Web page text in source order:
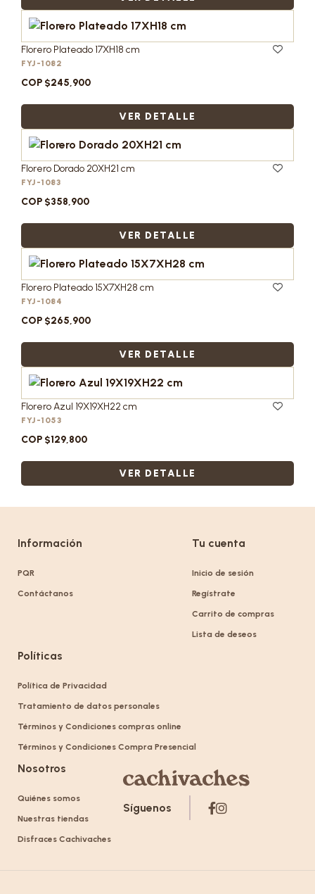
Florero Plateado 17XH18 cm
FYJ-1082
COP $245,900
VER DETALLE
Florero Dorado 20XH21 cm
FYJ-1083
COP $358,900
VER DETALLE
Florero Plateado 15X7XH28 cm
FYJ-1084
COP $265,900
VER DETALLE
Florero Azul 19X19XH22 cm
FYJ-1053
COP $129,800
VER DETALLE
Información
PQR
Contáctanos
Tu cuenta
Inicio de sesión
Regístrate
Carrito de compras
Lista de deseos
Políticas
Política de Privacidad
Tratamiento de datos personales
Términos y Condiciones compras online
Términos y Condiciones Compra Presencial
Nosotros
Quiénes somos
Nuestras tiendas
Disfraces Cachivaches
Síguenos